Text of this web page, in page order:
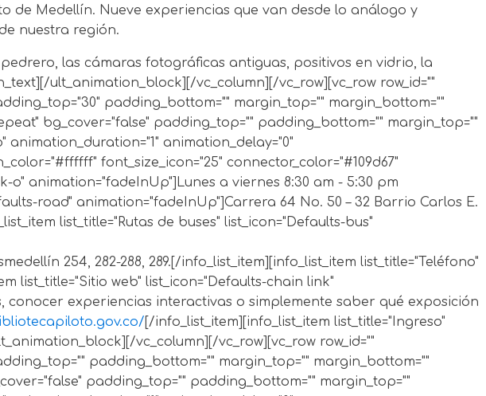
de Medellín. Nueve experiencias que van desde lo análogo y
nuestra región.
las cámaras fotográficas antiguas, positivos en vidrio, la
ult_animation_block][/vc_column][/vc_row][vc_row row_id=""
padding_bottom="" margin_top="" margin_bottom=""
bg_cover="false" padding_top="" padding_bottom="" margin_top=""
animation_duration="1" animation_delay="0"
font_size_icon="25" connector_color="#109d67"
o" animation="fadeInUp"]Lunes a viernes 8:30 am - 5:30 pm
road" animation="fadeInUp"]Carrera 64 No. 50 – 32 Barrio Carlos E.
list_title="Rutas de buses" list_icon="Defaults-bus"
254, 282-288, 289.[/info_list_item][info_list_item list_title="Teléfono"
list_title="Sitio web" list_icon="Defaults-chain link"
experiencias interactivas o simplemente saber qué exposición
[/info_list_item][info_list_item list_title="Ingreso"
vc_column][/vc_row][vc_row row_id=""
padding_bottom="" margin_top="" margin_bottom=""
padding_top="" padding_bottom="" margin_top=""